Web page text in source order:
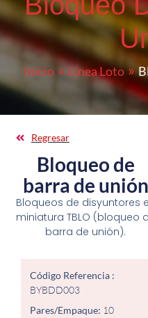
Inicio Línea Loto
Bloqueo de
barra de unión
Bloqueos de disyuntores
miniatura TBLO (bloqueo
barra de unión).
Código Referencia :
BYBDD003
Pares/Empaque: 10
Regresar